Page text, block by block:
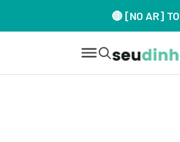
🔴 [NO AR]